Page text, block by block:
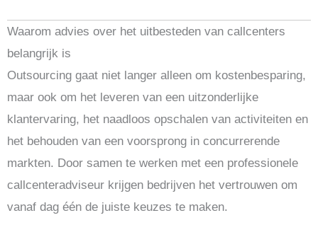
Waarom advies over het uitbesteden van callcenters
belangrijk is
Outsourcing gaat niet langer alleen om kostenbesparing,
maar ook om het leveren van een uitzonderlijke
klantervaring, het naadloos opschalen van activiteiten en
het behouden van een voorsprong in concurrerende
markten. Door samen te werken met een professionele
callcenteradviseur krijgen bedrijven het vertrouwen om
vanaf dag één de juiste keuzes te maken.